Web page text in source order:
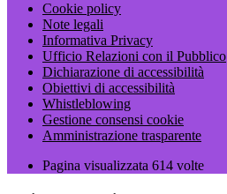
Cookie policy
Note legali
Informativa Privacy
Ufficio Relazioni con il Pubblico
Dichiarazione di accessibilità
Obiettivi di accessibilità
Whistleblowing
Gestione consensi cookie
Amministrazione trasparente
Pagina visualizzata 614 volte